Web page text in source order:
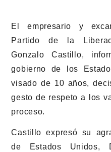
El empresario y
Partido de la
Gonzalo Castillo,
gobierno de los
visado de 10 años,
gesto de respeto a los
proceso.
Castillo expresó su
de Estados Unidos,